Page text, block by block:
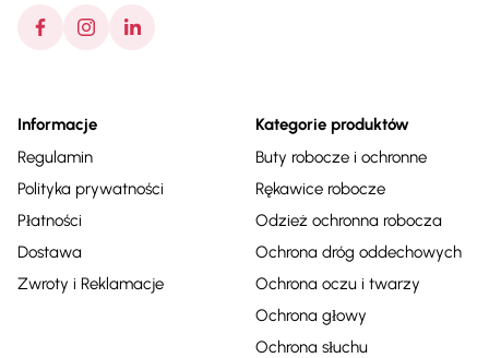
Informacje
Regulamin
Polityka prywatności
Płatności
Dostawa
Zwroty i Reklamacje
Kategorie produktów
Buty robocze i ochronne
Rękawice robocze
Odzież ochronna robocza
Ochrona dróg oddechowych
Ochrona oczu i twarzy
Ochrona głowy
Ochrona słuchu